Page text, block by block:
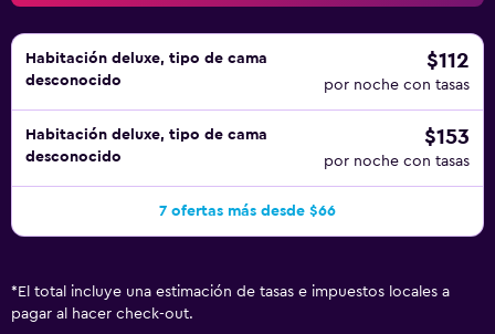
Habitación deluxe, tipo de cama
desconocido
$112
por noche con tasas
Habitación deluxe, tipo de cama
desconocido
$153
por noche con tasas
7 ofertas más desde $66
* El total incluye una estimación de tasas e impuestos locales a
pagar al hacer check-out.